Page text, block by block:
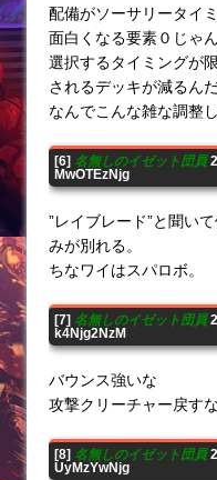
配備がソーサリータイ
面白くなる要素０じゃん
選択するタイミングが
されるデッキが減るん
なんでこんな雑な調整
[6] 名無しのイゼット団員
MwOTEzNjg
”レイブレード”と聞い
みが別れる。
ちなワイはスパロボ。
[7] 名無しのイゼット団員
k4Njg2NzM
バウンス強いな
攻撃クリーチャー戻す
[8] 名無しのイゼット団員
UyMzYwNjg